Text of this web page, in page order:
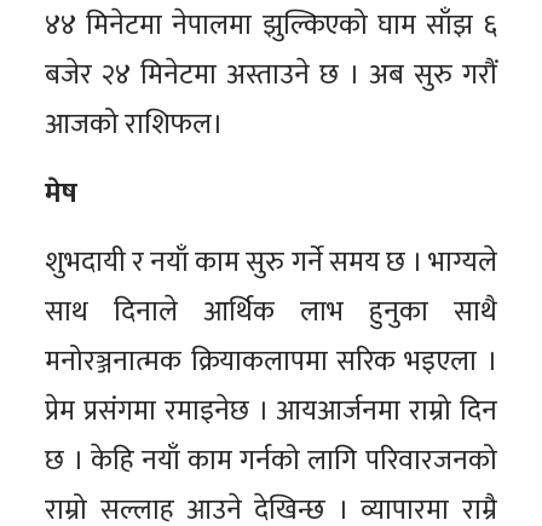
४४ मिनेटमा नेपालमा झुल्किएको घाम साँझ ६
बजेर २४ मिनेटमा अस्ताउने छ । अब सुरु गरौं
आजको राशिफल।
मेष
शुभदायी र नयाँ काम सुरु गर्ने समय छ । भाग्यले
साथ दिनाले आर्थिक लाभ हुनुका साथै
मनोरञ्जनात्मक क्रियाकलापमा सरिक भइएला ।
प्रेम प्रसंगमा रमाइनेछ । आयआर्जनमा राम्रो दिन
छ । केहि नयाँ काम गर्नको लागि परिवारजनको
राम्रो सल्लाह आउने देखिन्छ । व्यापारमा राम्रै